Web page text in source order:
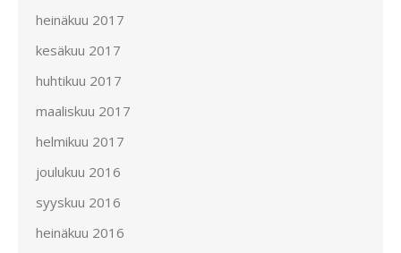
heinäkuu 2017
kesäkuu 2017
huhtikuu 2017
maaliskuu 2017
helmikuu 2017
joulukuu 2016
syyskuu 2016
heinäkuu 2016